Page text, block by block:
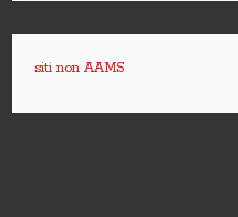
siti non AAMS